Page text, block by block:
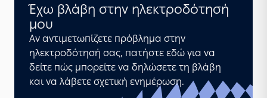
Έχω βλάβη στην ηλεκτροδότησή
μου
Αν αντιμετωπίζετε πρόβλημα στην
ηλεκτροδότησή σας, πατήστε εδώ για να
δείτε πώς μπορείτε να δηλώσετε τη βλάβη
και να λάβετε σχετική ενημέρωση.